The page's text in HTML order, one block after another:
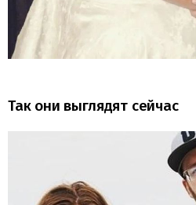
Так они выглядят сейчас